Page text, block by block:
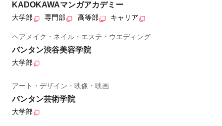
KADOKAWAマンガアカデミー
大学部 専門部 高等部 キャリア
ヘアメイク・ネイル・エステ・ウエディング
バンタン渋谷美容学院
大学部
アート・デザイン・映像・映画
バンタン芸術学院
大学部